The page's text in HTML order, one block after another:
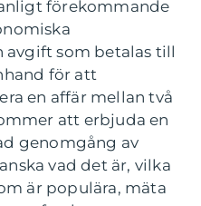
förekommande
avgift som betalas till
för att
en affär mellan två
att erbjuda en
genomgång av
vad det är, vilka
är populära, mäta